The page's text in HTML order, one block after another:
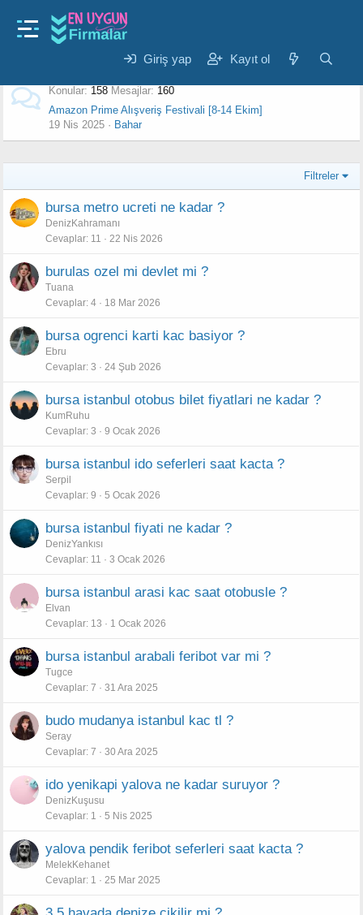
Giriş yap Kayıt ol
En Uygun Bilet Kampanyaları
Feribot Bileti
Konular 158 Mesajlar 160
Amazon Prime Alışveriş Festivali [8-14 Ekim]
19 Nis 2025
Bahar
Filtreler
bursa metro ucreti ne kadar ?
DenizKahramanı
Cevaplar 11 22 Nis 2026
burulas ozel mi devlet mi ?
Tuana
Cevaplar 4 18 Mar 2026
bursa ogrenci karti kac basiyor ?
Ebru
Cevaplar 3 24 Şub 2026
bursa istanbul otobus bilet fiyatlari ne kadar ?
KumRuhu
Cevaplar 3 9 Ocak 2026
bursa istanbul ido seferleri saat kacta ?
Serpil
Cevaplar 9 5 Ocak 2026
bursa istanbul fiyati ne kadar ?
DenizYankısı
Cevaplar 11 3 Ocak 2026
bursa istanbul arasi kac saat otobusle ?
Elvan
Cevaplar 13 1 Ocak 2026
bursa istanbul arabali feribot var mi ?
Tugce
Cevaplar 7 31 Ara 2025
budo mudanya istanbul kac tl ?
Seray
Cevaplar 7 30 Ara 2025
ido yenikapi yalova ne kadar suruyor ?
DenizKuşusu
Cevaplar 1 5 Nis 2025
yalova pendik feribot seferleri saat kacta ?
MelekKehanet
Cevaplar 1 25 Mar 2025